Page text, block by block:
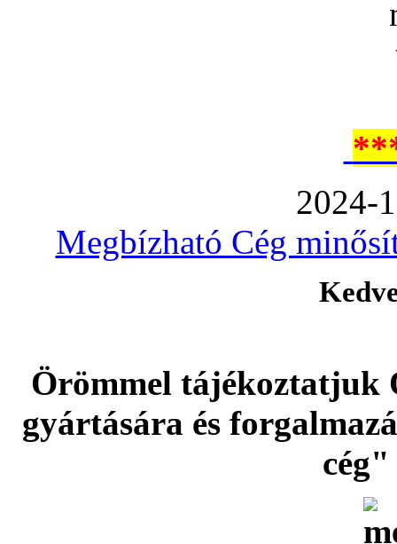
2024-
Megbízható Cég
Örömmel tájékoztatjuk
gyártására és